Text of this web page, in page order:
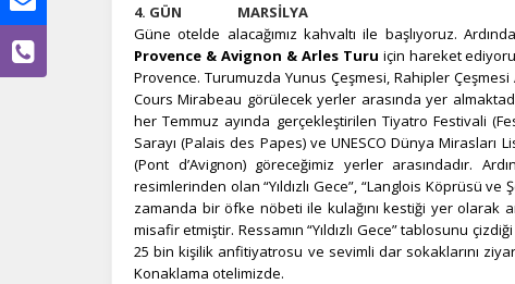
Size
izin
bilir.
4. GÜN MARSİLYA
Güne otelde alacağımız kahvaltı ile başlıyoruz.
Provence & Avignon & Arles Turu için hareket
Provence. Turumuzda Yunus Çeşmesi, Rahipler
Cours Mirabeau görülecek yerler arasında yer
her Temmuz ayında gerçekleştirilen Tiyatro Festivali
Sarayı (Palais des Papes) ve UNESCO Dünya
(Pont d’Avignon) göreceğimiz yerler arasındadır.
resimlerinden olan “Yıldızlı Gece”, “Langlois Köprüsü
zamanda bir öfke nöbeti ile kulağını kestiği yer olarak
misafir etmiştir. Ressamın “Yıldızlı Gece” tablosunu
25 bin kişilik anfitiyatrosu ve sevimli dar sokaklarını
Konaklama otelimizde.